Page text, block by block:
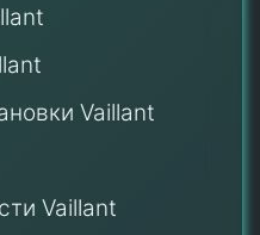
Vaillant
Vaillant